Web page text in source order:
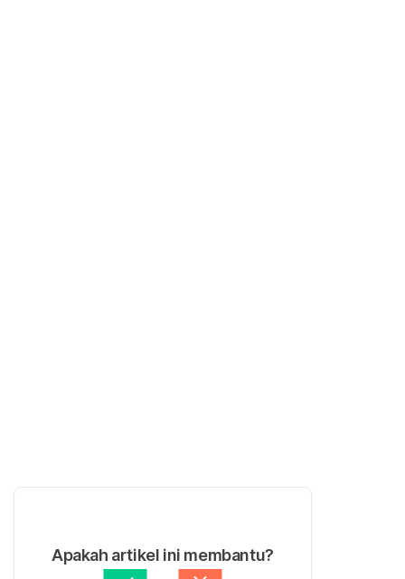
Apakah artikel ini membantu?